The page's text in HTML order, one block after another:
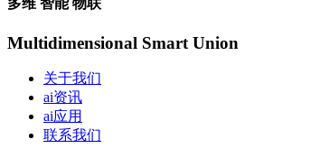
多维 智能 物联
Multidimensional Smart Union
关于我们
ai资讯
ai应用
联系我们